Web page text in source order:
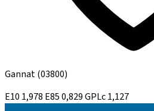
Gannat(03800)
E10 1,978 E850,829GPLc1,127